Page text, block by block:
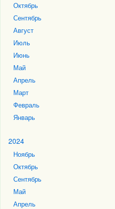
Октябрь
Сентябрь
Август
Июль
Июнь
Май
Апрель
Март
Февраль
Январь
2024
Ноябрь
Октябрь
Сентябрь
Май
Апрель